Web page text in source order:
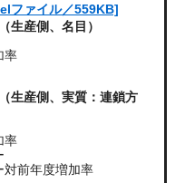
ファイル／559KB]
生産側、名目）
率
生産側、実質：連鎖方
率
前年度増加率​